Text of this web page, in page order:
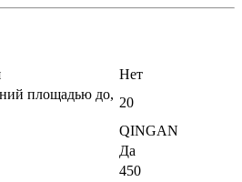
Нет
площадью до,
20
QINGAN
Да
450